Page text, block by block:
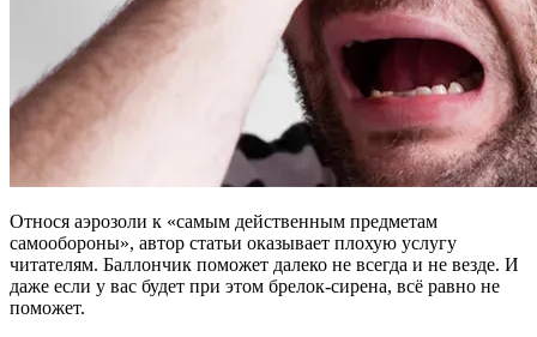
Относя аэрозоли к «самым действенным предметам
самообороны», автор статьи оказывает плохую услугу
читателям. Баллончик поможет далеко не всегда и не везде. И
даже если у вас будет при этом брелок-сирена, всё равно не
поможет.